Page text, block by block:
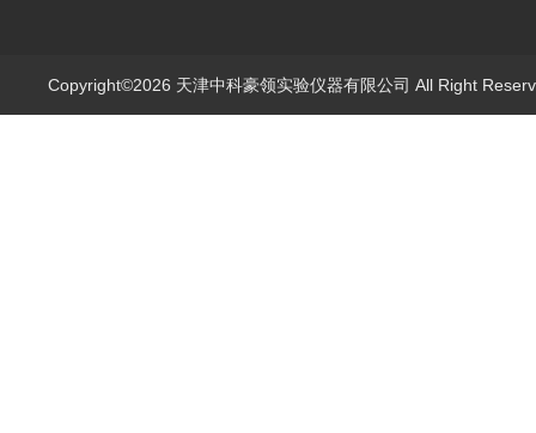
Copyright©2026 天津中科豪领实验仪器有限公司 All Right